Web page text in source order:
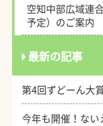
空知中部広域連
予定）のご案内
最新の記事
第4回ずどーん大
今年も開催！ない